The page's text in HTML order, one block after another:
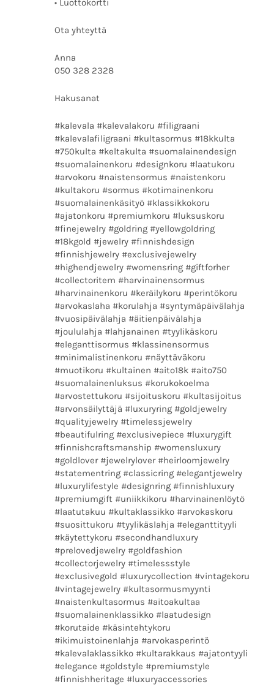
• Luottokortti
Ota yhteyttä
Anna
050 328 2328
Hakusanat
#kalevala #kalevalakoru #filigraani
#kalevalafiligraani #kultasormus #18kkulta
#750kulta #keltakulta #suomalainendesign
#suomalainenkoru #designkoru #laatukoru
#arvokoru #naistensormus #naistenkoru
#kultakoru #sormus #kotimainenkoru
#suomalainenkäsityö #klassikkokoru
#ajatonkoru #premiumkoru #luksuskoru
#finejewelry #goldring #yellowgoldring
#18kgold #jewelry #finnishdesign
#finnishjewelry #exclusivejewelry
#highendjewelry #womensring #giftforher
#collectoritem #harvinainensormus
#harvinainenkoru #keräilykoru #perintökoru
#arvokaslaha #korulahja #syntymäpäivälahja
#vuosipäivälahja #äitienpäivälahja
#joululahja #lahjanainen #tyylikäskoru
#eleganttisormus #klassinensormus
#minimalistinenkoru #näyttäväkoru
#muotikoru #kultainen #aito18k #aito750
#suomalainenluksus #korukokoelma
#arvostettukoru #sijoituskoru #kultasijoitus
#arvonsäilyttäjä #luxuryring #goldjewelry
#qualityjewelry #timelessjewelry
#beautifulring #exclusivepiece #luxurygift
#finnishcraftsmanship #womensluxury
#goldlover #jewelrylover #heirloomjewelry
#statementring #classicring #elegantjewelry
#luxurylifestyle #designring #finnishluxury
#premiumgift #uniikkikoru #harvinainenlöytö
#laatutakuu #kultaklassikko #arvokaskoru
#suosittukoru #tyylikäslahja #eleganttityyli
#käytettykoru #secondhandluxury
#prelovedjewelry #goldfashion
#collectorjewelry #timelessstyle
#exclusivegold #luxurycollection #vintagekoru
#vintagejewelry #kultasormusmyynti
#naistenkultasormus #aitoakultaa
#suomalainenklassikko #laatudesign
#korutaide #käsintehtykoru
#ikimuistoinenlahja #arvokasperintö
#kalevalaklassikko #kultarakkaus #ajatontyyli
#elegance #goldstyle #premiumstyle
#finnishheritage #luxuryaccessories